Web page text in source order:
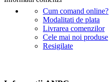
Cum comand online?
Modalitati de plata
Livrarea comenzilor
Cele mai noi produse
Resigilate